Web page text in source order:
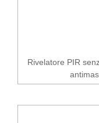
Rivelatore PIR